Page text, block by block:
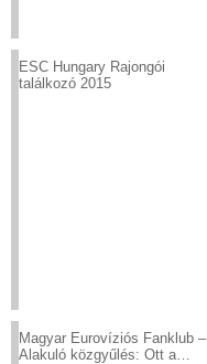
ESC Hungary Rajongói
találkozó 2015
Magyar Eurovíziós Fanklub –
Alakuló közgyűlés: Ott a